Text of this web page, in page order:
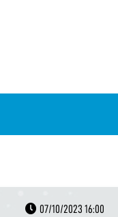
07/10/2023 16:00